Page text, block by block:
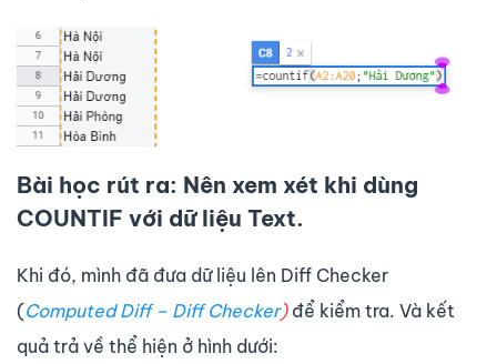
Bài học rút ra: Nên xem xét khi dùng
COUNTIF với dữ liệu Text.
Khi đó, mình đã đưa dữ liệu lên Diff Checker
(Computed Diff – Diff Checker)để kiểm tra. Và kết
quả trả về thể hiện ở hình dưới: